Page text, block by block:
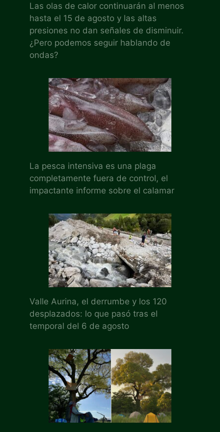
Las olas de calor continuarán al menos
hasta el 15 de agosto y las altas
presiones no dan señales de disminuir.
¿Pero podemos seguir hablando de
ondas?
La pesca intensiva es una plaga
completamente fuera de control, el
impactante informe sobre el calamar
Valle Aurina, el derrumbe y los 120
desplazados: lo que pasó tras el
temporal del 6 de agosto